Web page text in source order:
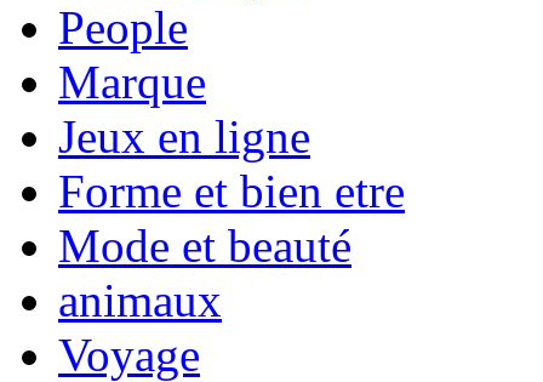
People
Marque
Jeux en ligne
Forme et bien etre
Mode et beauté
animaux
Voyage